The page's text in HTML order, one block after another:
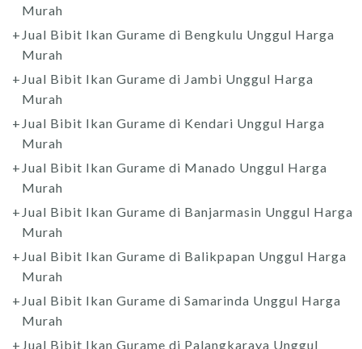
Murah
Jual Bibit Ikan Gurame di Bengkulu Unggul Harga
Murah
Jual Bibit Ikan Gurame di Jambi Unggul Harga
Murah
Jual Bibit Ikan Gurame di Kendari Unggul Harga
Murah
Jual Bibit Ikan Gurame di Manado Unggul Harga
Murah
Jual Bibit Ikan Gurame di Banjarmasin Unggul Harga
Murah
Jual Bibit Ikan Gurame di Balikpapan Unggul Harga
Murah
Jual Bibit Ikan Gurame di Samarinda Unggul Harga
Murah
Jual Bibit Ikan Gurame di Palangkaraya Unggul